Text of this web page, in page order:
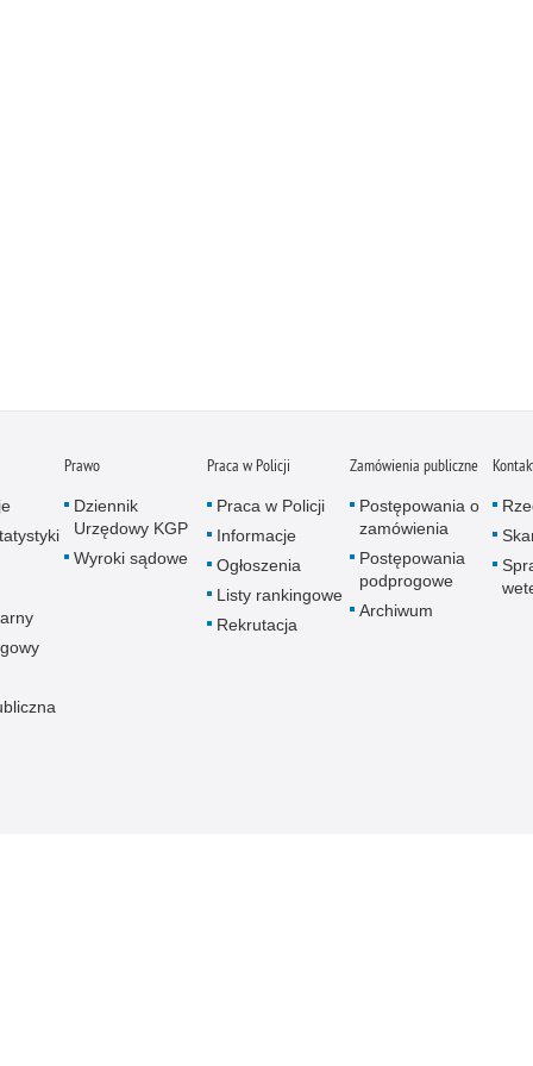
Prawo
Dziennik
Urzędowy KGP
Wyroki sądowe
Praca w Policji
Praca w Policji
Informacje
Ogłoszenia
Listy rankingowe
Rekrutacja
Zamówienia publiczne
Postępowania o
zamówienia
Postępowania
podprogowe
Archiwum